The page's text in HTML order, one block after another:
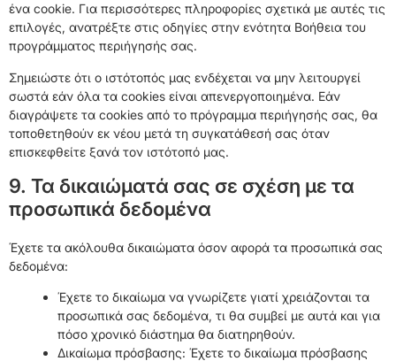
ένα cookie. Για περισσότερες πληροφορίες σχετικά με αυτές τις
επιλογές, ανατρέξτε στις οδηγίες στην ενότητα Βοήθεια του
προγράμματος περιήγησής σας.
Σημειώστε ότι ο ιστότοπός μας ενδέχεται να μην λειτουργεί
σωστά εάν όλα τα cookies είναι απενεργοποιημένα. Εάν
διαγράψετε τα cookies από το πρόγραμμα περιήγησής σας, θα
τοποθετηθούν εκ νέου μετά τη συγκατάθεσή σας όταν
επισκεφθείτε ξανά τον ιστότοπό μας.
9. Τα δικαιώματά σας σε σχέση με τα
προσωπικά δεδομένα
Έχετε τα ακόλουθα δικαιώματα όσον αφορά τα προσωπικά σας
δεδομένα:
Έχετε το δικαίωμα να γνωρίζετε γιατί χρειάζονται τα
προσωπικά σας δεδομένα, τι θα συμβεί με αυτά και για
πόσο χρονικό διάστημα θα διατηρηθούν.
Δικαίωμα πρόσβασης: Έχετε το δικαίωμα πρόσβασης